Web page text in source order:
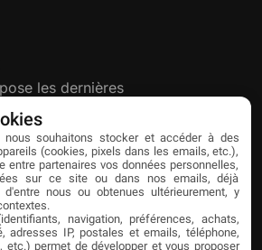
les dernières
créatives dédiées
utiles
légales
Partenaires
Livefoot
nous souhaitons stocker et accéder à des
(cookies, pixels dans les emails, etc.),
entre partenaires vos données personnelles,
sur ce site ou dans nos emails, déjà
nous ou obtenues ultérieurement, y
navigation, préférences, achats,
adresses IP, postales et emails, téléphone,
etc.) permet de développer et vous proposer